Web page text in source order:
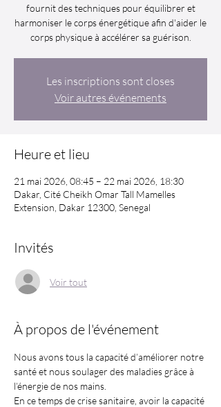
fournit des techniques pour équilibrer et
harmoniser le corps énergétique afin d'aider le
corps physique à accélérer sa guérison.
Les inscriptions sont closes
Voir autres événements
Heure et lieu
21 mai 2026, 08:45 – 22 mai 2026, 18:30
Dakar, Cité Cheikh Omar Tall Mamelles
Extension, Dakar 12300, Senegal
Invités
Voir tout
À propos de l'événement
Nous avons tous la capacité d’améliorer notre
santé et nous soulager des maladies grâce à
l’énergie de nos mains.
En ce temps de crise sanitaire, avoir la capacité